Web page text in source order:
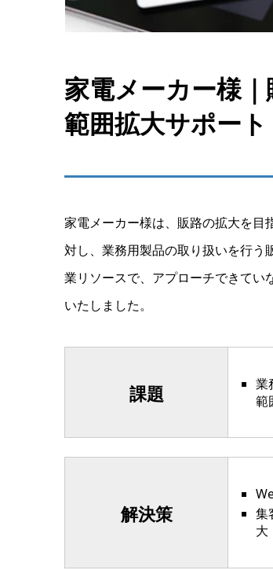
家電メーカー様
範囲拡大サポート
家電メーカー様は、販路の拡大を目
対し、業務用製品の取り扱いを行う
業リソースで、アプローチできてい
いたしました。
課題
業
範
解決策
集
大